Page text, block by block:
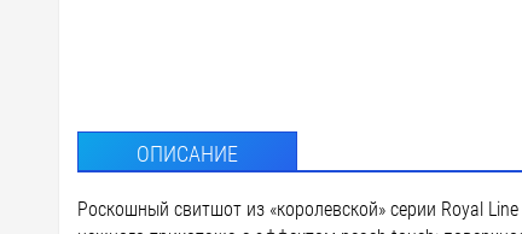
D3 -
ОПИСАНИЕ
Роскошный свитшот из «королевской» серии Royal